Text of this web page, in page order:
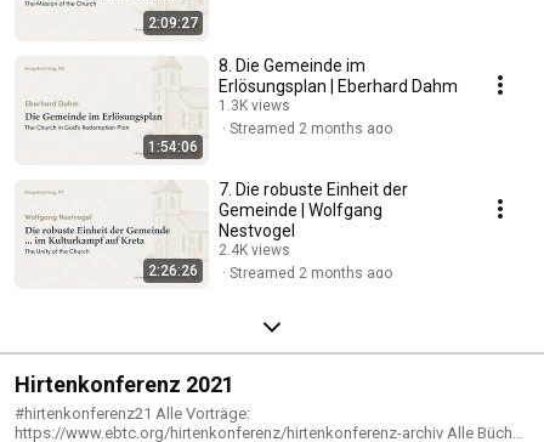
2:09:27
1:54:06
8. Die Gemeinde im
Erlösungsplan | Eberhard Dahm
1.3K views
Streamed 2 months ago
2:26:26
7. Die robuste Einheit der
Gemeinde | Wolfgang
Nestvogel
2.4K views
Streamed 2 months ago
Hirtenkonferenz 2021
#hirtenkonferenz21 Alle Vorträge:
https://www.ebtc.org/hirtenkonferenz/hirtenkonferenz-archiv Alle Bücher: